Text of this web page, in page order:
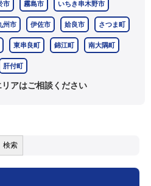
市 霧島市 いちき串木野市
州市 伊佐市 姶良市 さつま町
東串良町 錦江町 南大隅町
肝付町
アはご相談ください